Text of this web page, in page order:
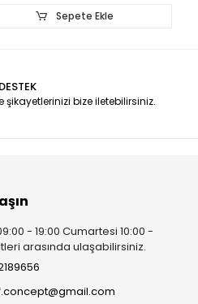
Sepete Ekle
şikayetlerinizi bize iletebilirsiniz.
- 19:00 Cumartesi 10:00 -
arasında ulaşabilirsiniz.